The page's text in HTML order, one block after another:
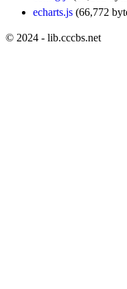
echarts.js (66,772
© 2024 - lib.cccbs.net